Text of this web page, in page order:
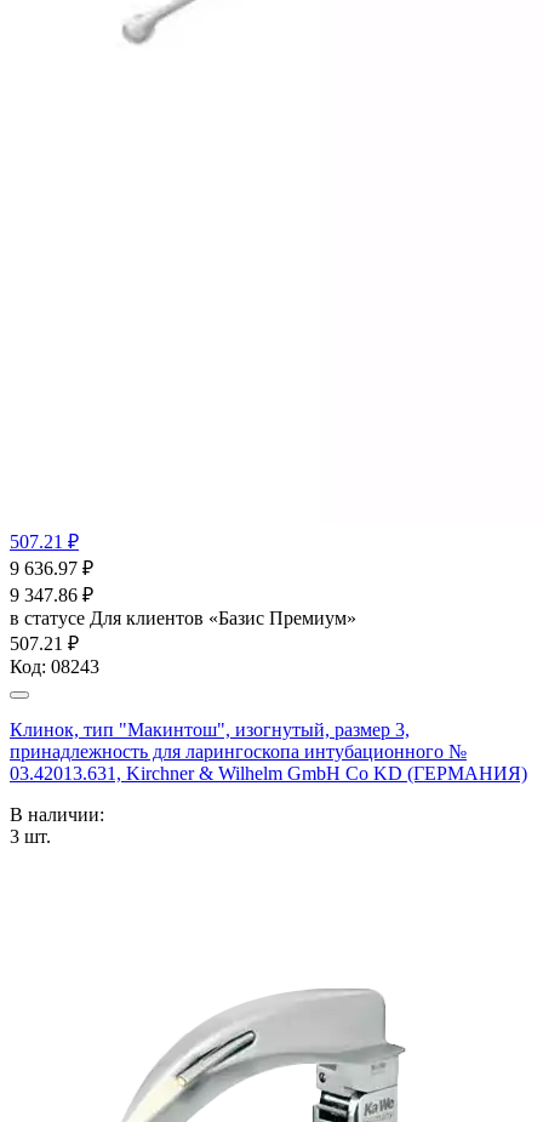
507.21 ₽
9 636.97 ₽
9 347.86 ₽
в статусе Для клиентов «Базис Премиум»
507.21 ₽
Код: 08243
Клинок, тип "Макинтош", изогнутый, размер 3,
принадлежность для ларингоскопа интубационного №
03.42013.631, Kirchner & Wilhelm GmbH Co KD (ГЕРМАНИЯ)
В наличии:
3 шт.